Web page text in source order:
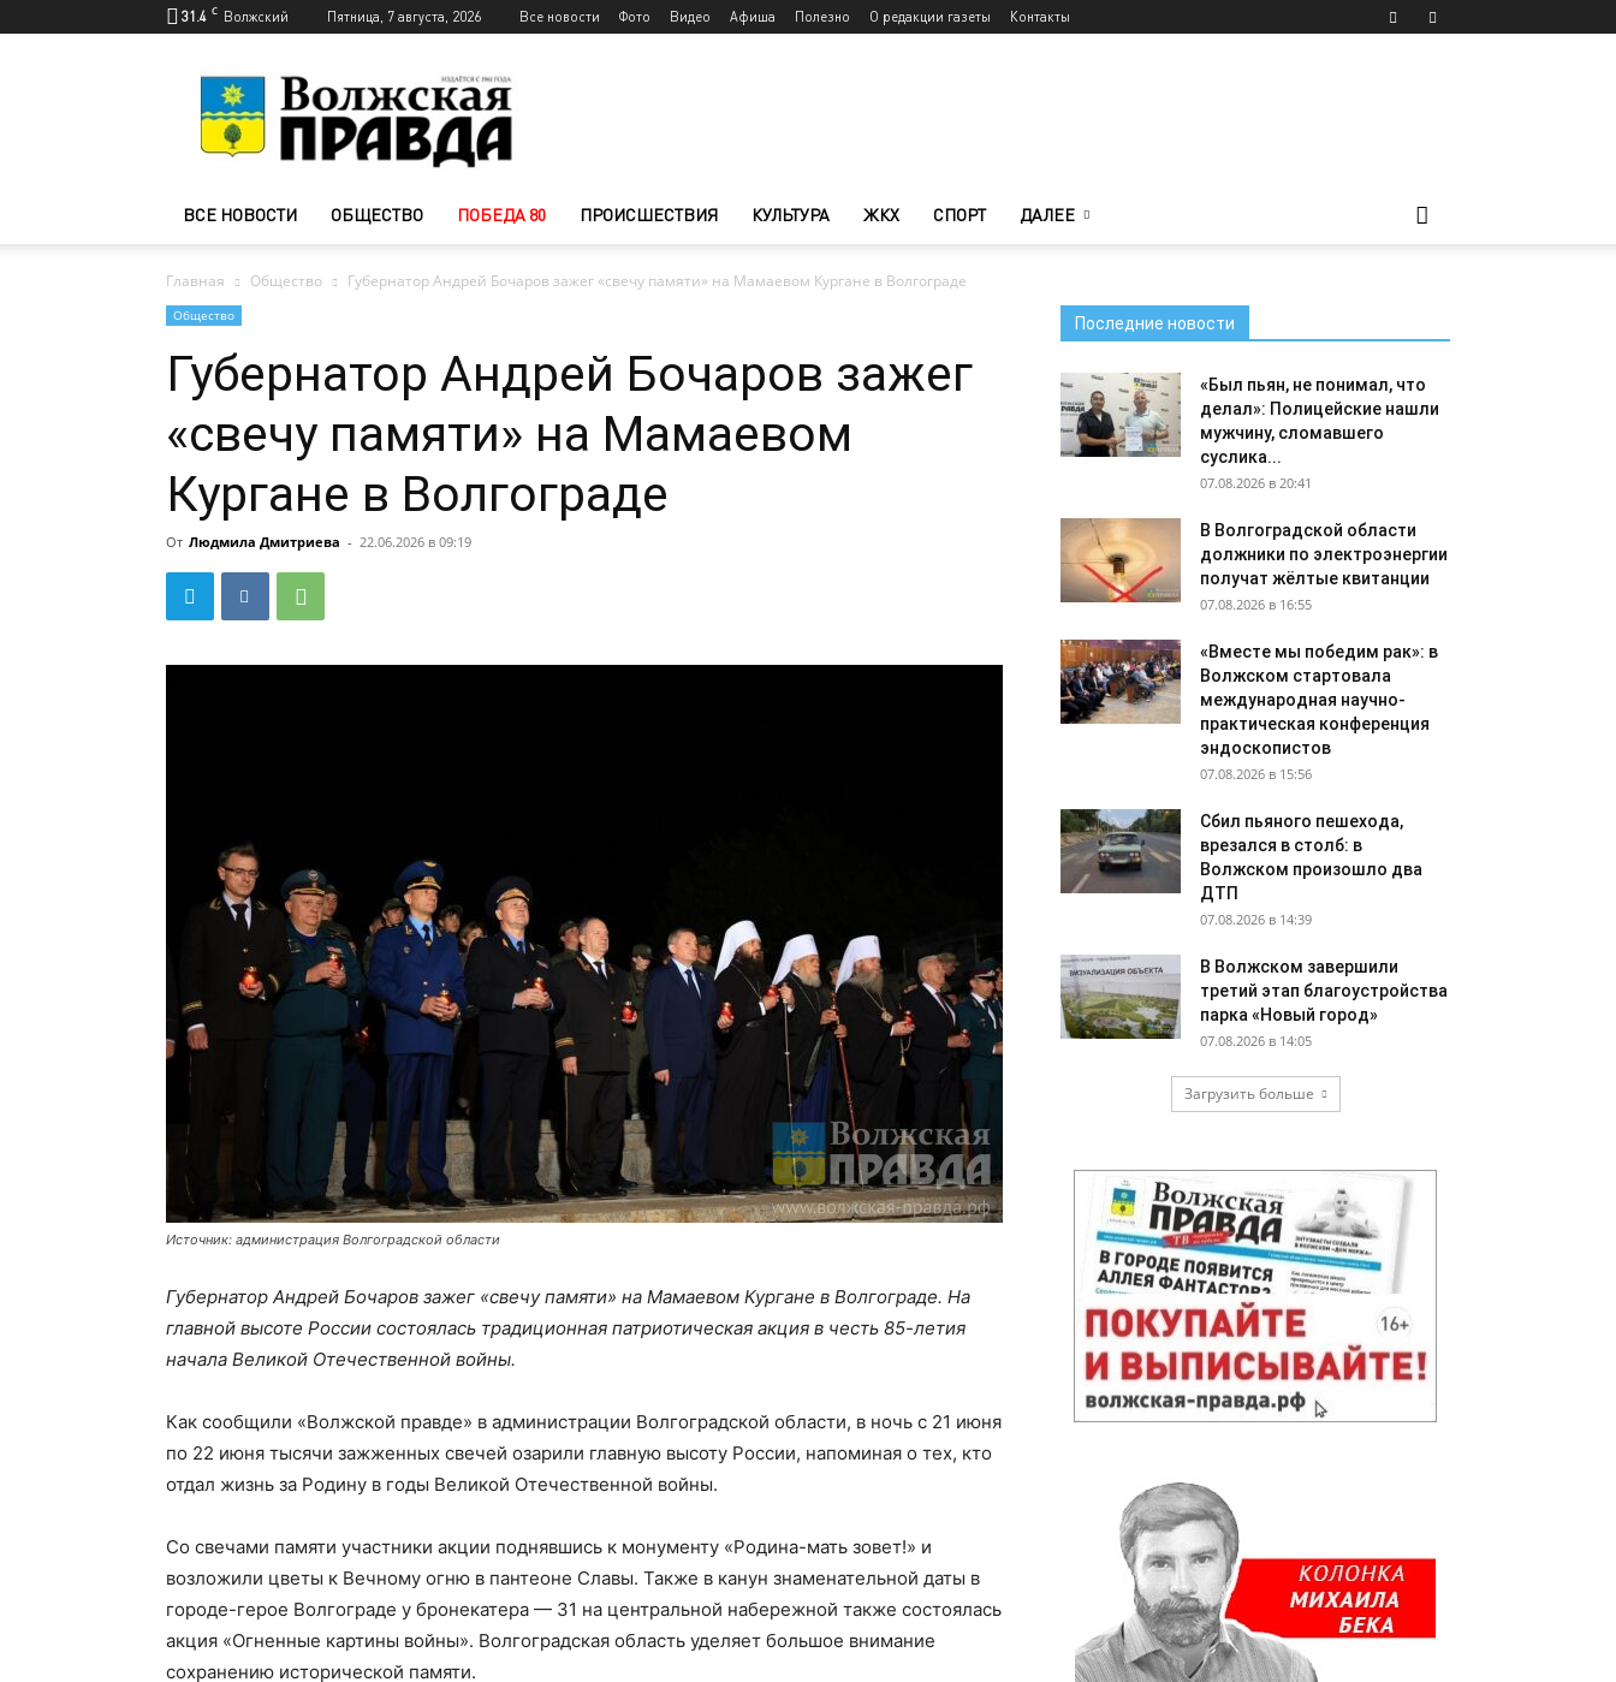
31.4 C Волжский Пятница, 7 августа, 2026 Все новости Фото Видео Афиша Полезно О редакции газеты Контакты
Волжского
—
Волжская
ВСЕ НОВОСТИ ОБЩЕСТВО ПОБЕДА 80 ПРОИСШЕСТВИЯ КУЛЬТУРА ЖКХ СПОРТ ДАЛЕЕ
Главная Общество Губернатор Андрей Бочаров зажег «свечу памяти» на Мамаевом Кургане в Волгограде
Общество
Губернатор Андрей Бочаров зажег
«свечу памяти» на Мамаевом
Кургане в Волгограде
От Людмила Дмитриева - 22.06.2026 в 09:19
Источник: администрация Волгоградской области
Губернатор Андрей Бочаров зажег «свечу памяти» на Мамаевом Кургане в Волгограде. На
главной высоте России состоялась традиционная патриотическая акция в честь 85-летия
начала Великой Отечественной войны.
Как сообщили «Волжской правде» в администрации Волгоградской области, в ночь с 21 июня
по 22 июня тысячи зажженных свечей озарили главную высоту России, напоминая о тех, кто
отдал жизнь за Родину в годы Великой Отечественной войны.
Со свечами памяти участники акции поднявшись к монументу «Родина-мать зовет!» и
возложили цветы к Вечному огню в пантеоне Славы. Также в канун знаменательной даты в
городе-герое Волгограде у бронекатера — 31 на центральной набережной также состоялась
акция «Огненные картины войны». Волгоградская область уделяет большое внимание
сохранению исторической памяти.
Последние новости
«Был пьян, не понимал, что
делал»: Полицейские нашли
мужчину, сломавшего
суслика...
07.08.2026 в 20:41
В Волгоградской области
должники по электроэнергии
получат жёлтые квитанции
07.08.2026 в 16:55
«Вместе мы победим рак»: в
Волжском стартовала
международная научно-
практическая конференция
эндоскопистов
07.08.2026 в 15:56
Сбил пьяного пешехода,
врезался в столб: в
Волжском произошло два
ДТП
07.08.2026 в 14:39
В Волжском завершили
третий этап благоустройства
парка «Новый город»
07.08.2026 в 14:05
Загрузить больше